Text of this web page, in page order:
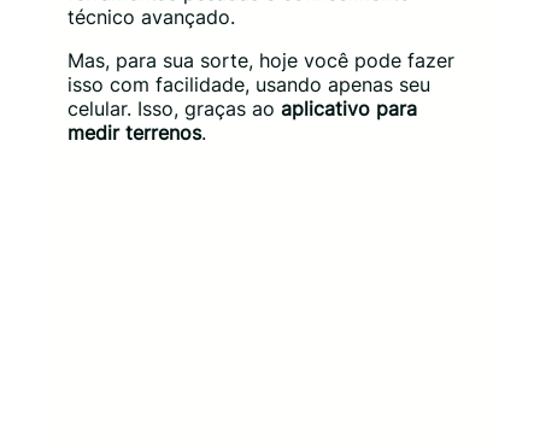
técnico avançado.
Mas, para sua sorte, hoje você pode fazer
isso com facilidade, usando apenas seu
celular. Isso, graças ao aplicativo para
medir terrenos.